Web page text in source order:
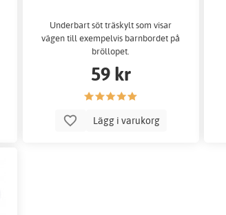
Underbart söt träskylt som visar
vägen till exempelvis barnbordet på
bröllopet.
59 kr
Lägg i varukorg